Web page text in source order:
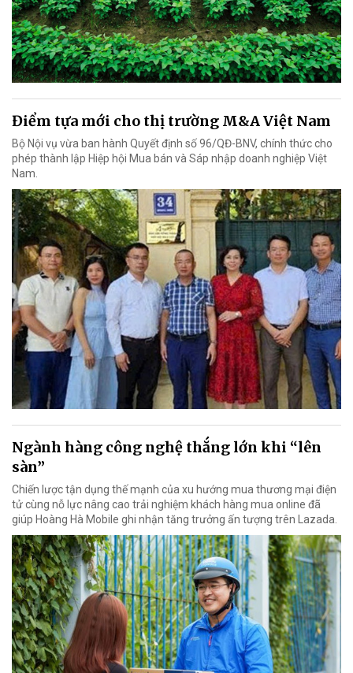
Điểm tựa mới cho thị trường M&A Việt Nam
Bộ Nội vụ vừa ban hành Quyết định số 96/QĐ-BNV, chính thức cho
phép thành lập Hiệp hội Mua bán và Sáp nhập doanh nghiệp Việt
Nam.
Ngành hàng công nghệ thắng lớn khi “lên
sàn”
Chiến lược tận dụng thế mạnh của xu hướng mua thương mại điện
tử cùng nỗ lực nâng cao trải nghiệm khách hàng mua online đã
giúp Hoàng Hà Mobile ghi nhận tăng trưởng ấn tượng trên Lazada.